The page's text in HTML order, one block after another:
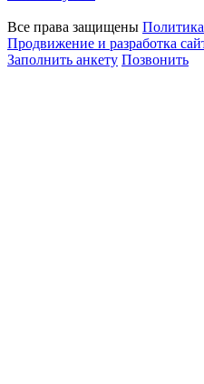
Все права защищены
Продвижение и разработка
Заполнить анкету Позвонить